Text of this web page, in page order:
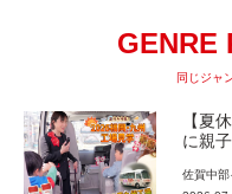
GENRE
同じジャ
【夏
に親
工場
佐賀中部